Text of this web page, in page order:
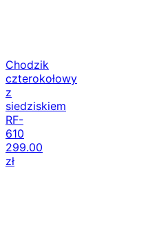
Chodzik
czterokołowy
z
siedziskiem
RF-
610
299.00
zł